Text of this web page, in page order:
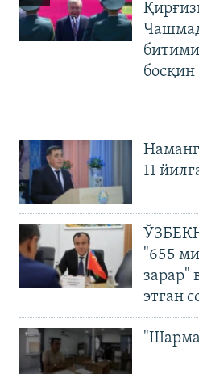
босқин
11
"655
зарар"
этган